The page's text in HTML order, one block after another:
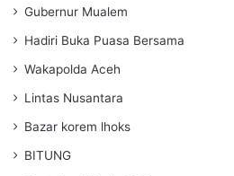
Gubernur Mualem
Hadiri Buka Puasa Bersama
Wakapolda Aceh
Lintas Nusantara
Bazar korem lhoks
BITUNG